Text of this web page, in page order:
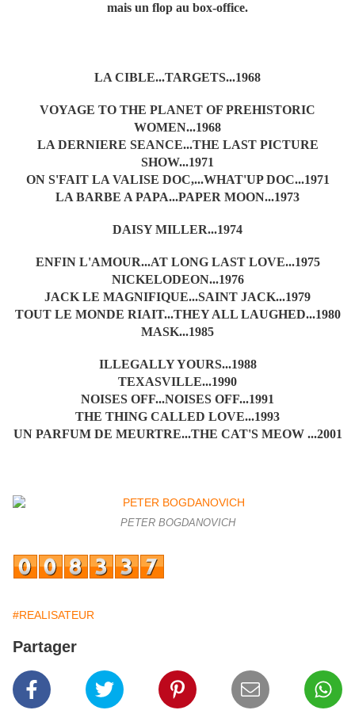
mais un flop au box-office.
LA CIBLE...TARGETS...1968
VOYAGE TO THE PLANET OF PREHISTORIC
WOMEN...1968
LA DERNIERE SEANCE...THE LAST PICTURE
SHOW...1971
ON S'FAIT LA VALISE DOC,...WHAT'UP DOC...1971
LA BARBE A PAPA...PAPER MOON...1973
DAISY MILLER...1974
ENFIN L'AMOUR...AT LONG LAST LOVE...1975
NICKELODEON...1976
JACK LE MAGNIFIQUE...SAINT JACK...1979
TOUT LE MONDE RIAIT...THEY ALL LAUGHED...1980
MASK...1985
ILLEGALLY YOURS...1988
TEXASVILLE...1990
NOISES OFF...NOISES OFF...1991
THE THING CALLED LOVE...1993
UN PARFUM DE MEURTRE...THE CAT'S MEOW ...2001
PETER BOGDANOVICH
#REALISATEUR
Partager